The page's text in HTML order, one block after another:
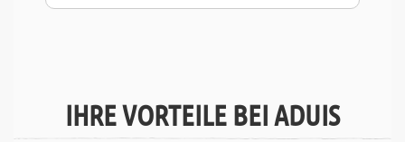
IHRE VORTEILE BEI ADUIS